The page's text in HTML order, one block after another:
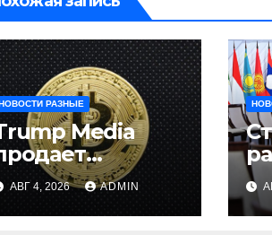
РАЗНЫЕ
Media
$165 млн
АВГ 4, 2026 ADMIN